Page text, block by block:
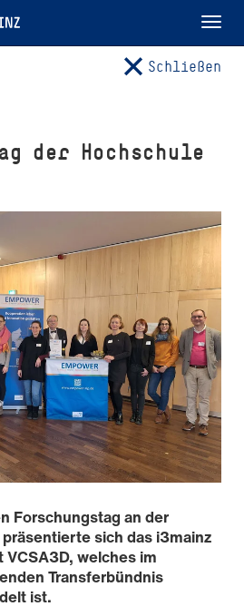
Schließen
der Hochschule
Forschungstag an der
sich das i3mainz
welches im
Transferbündnis
ist.